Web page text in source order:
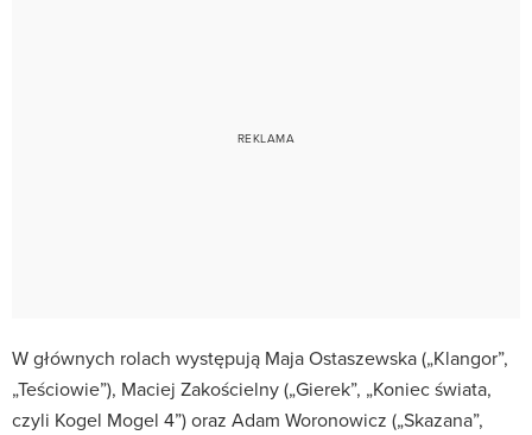
W głównych rolach występują Maja Ostaszewska („Klangor”,
„Teściowie”), Maciej Zakościelny („Gierek”, „Koniec świata,
czyli Kogel Mogel 4”) oraz Adam Woronowicz („Skazana”,